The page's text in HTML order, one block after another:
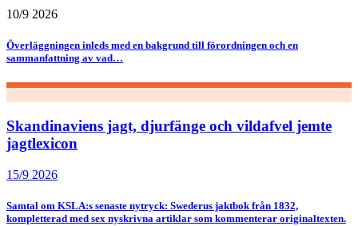
10/9 2026
Överläggningen inleds med en bakgrund till förordningen och en
sammanfattning av vad…
Skandinaviens jagt, djurfänge och vildafvel jemte
jagtlexicon
15/9 2026
Samtal om KSLA:s senaste nytryck: Swederus jaktbok från 1832,
kompletterad med sex nyskrivna artiklar som kommenterar originaltexten.